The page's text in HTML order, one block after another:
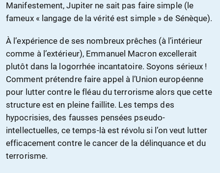
Manifestement, Jupiter ne sait pas faire simple (le
fameux « langage de la vérité est simple » de Sénèque).
À l’expérience de ses nombreux prêches (à l’intérieur
comme à l’extérieur), Emmanuel Macron excellerait
plutôt dans la logorrhée incantatoire. Soyons sérieux !
Comment prétendre faire appel à l’Union européenne
pour lutter contre le fléau du terrorisme alors que cette
structure est en pleine faillite. Les temps des
hypocrisies, des fausses pensées pseudo-
intellectuelles, ce temps-là est révolu si l’on veut lutter
efficacement contre le cancer de la délinquance et du
terrorisme.